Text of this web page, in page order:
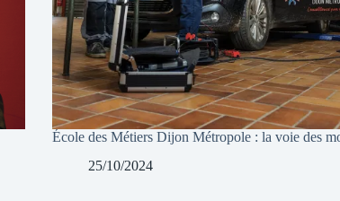
École des Métiers Dijon Métropole : la voie des
25/10/2024